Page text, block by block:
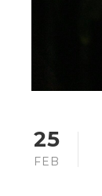
25
FEB